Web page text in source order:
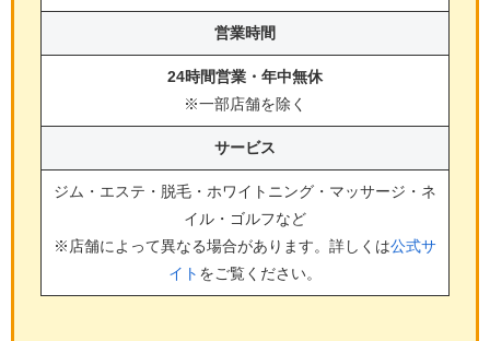
営業時間
24時間営業・年中無休
※一部店舗を除く
サービス
ジム・エステ・脱毛・ホワイトニング・マッサージ・ネ
イル・ゴルフなど
※店舗によって異なる場合があります。詳しくは公式サ
イト をご覧ください。